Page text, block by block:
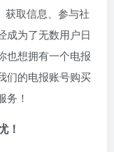
获取信息、参与社
成为了无数用户日
也想拥有一个电报
们的电报账号购买
务！
！